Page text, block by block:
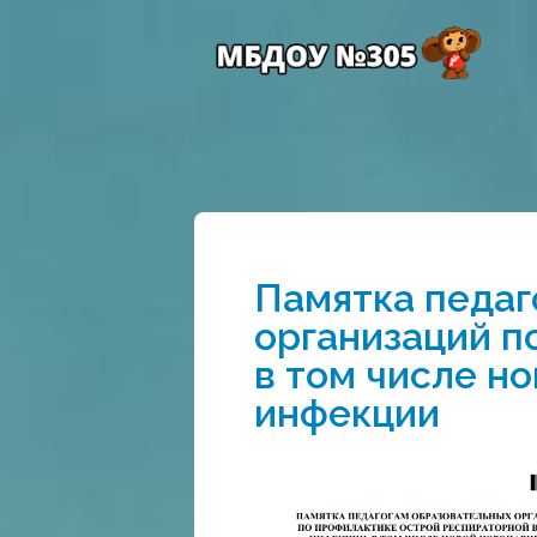
Памятка
организаций
в том числе
инфекции